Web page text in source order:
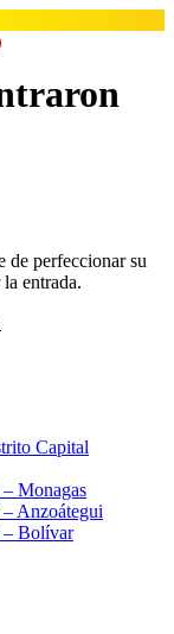
de perfeccionar su
entrada.
Capital
Monagas
Anzoátegui
– Bolívar